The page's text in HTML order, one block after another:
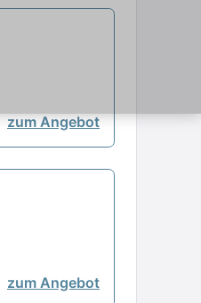
zum Angebot
zum Angebot